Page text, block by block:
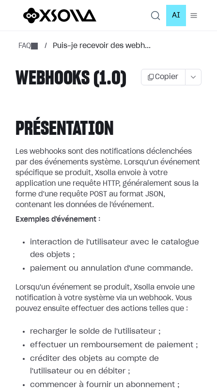
AI
FAQ / Puis-je recevoir des webh...
WEBHOOKS (1.0) Copier
PRÉSENTATION
Les webhooks sont des notifications déclenchées
par des événements système. Lorsqu'un événement
spécifique se produit, Xsolla envoie à votre
application une requête HTTP, généralement sous la
forme d'une requête POST au format JSON,
contenant les données de l'événement.
Exemples d'événement :
interaction de l'utilisateur avec le catalogue
des objets ;
paiement ou annulation d'une commande.
Lorsqu'un événement se produit, Xsolla envoie une
notification à votre système via un webhook. Vous
pouvez ensuite effectuer des actions telles que :
recharger le solde de l'utilisateur ;
effectuer un remboursement de paiement ;
créditer des objets au compte de
l'utilisateur ou en débiter ;
commencer à fournir un abonnement ;